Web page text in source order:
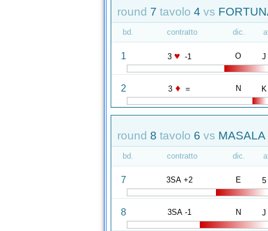
round 7 tavolo 4 vs
bd. contratto dic.
1 3 ♥ -1 O J
2 3 ♦ = N K
round 8 tavolo 6 vs
bd. contratto dic.
7 3SA +2 E 5
8 3SA -1 N J